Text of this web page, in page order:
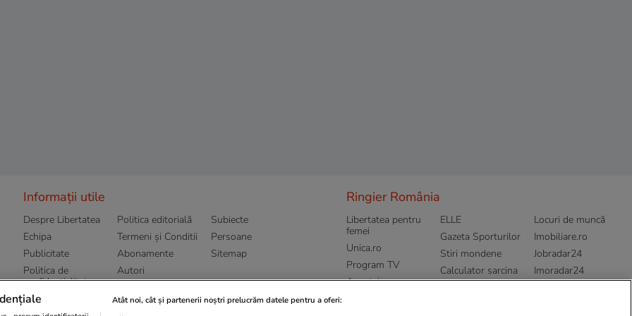
Informații utile
Despre Libertatea
Echipa
Publicitate
Politica de
confidențialitate
Politica editorială
Termeni și Conditii
Abonamente
Autori
Subiecte
Persoane
Sitemap
Ringier România
Libertatea pentru
femei
Unica.ro
Program TV
Avantaje
ELLE
Gazeta Sporturilor
Stiri mondene
Calculator sarcina
Locuri de muncă
Imobiliare.ro
Jobradar24
Imoradar24
Atât noi, cât și partenerii noștri prelucrăm datele pentru a oferi: